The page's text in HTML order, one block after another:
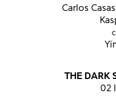
Carlos
THE DARK
02